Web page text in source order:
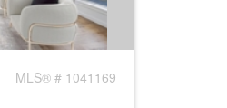
MLS® # 1041169